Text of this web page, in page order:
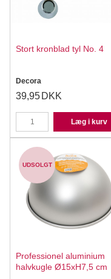
Stort kronblad tyl No. 4
Decora
39,95 DKK
Læg i kurv
UDSOLGT
Professionel aluminium
halvkugle Ø15xH7,5 cm